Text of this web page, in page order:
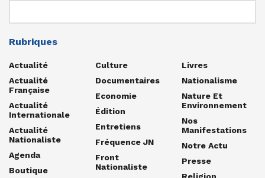
Rubriques
Actualité
Actualité
Française
Actualité
Internationale
Actualité
Nationaliste
Agenda
Boutique
Culture
Documentaires
Economie
Édition
Entretiens
Fréquence JN
Front
Nationaliste
Livres
Nationalisme
Nature Et
Environnement
Nos
Manifestations
Notre Actu
Presse